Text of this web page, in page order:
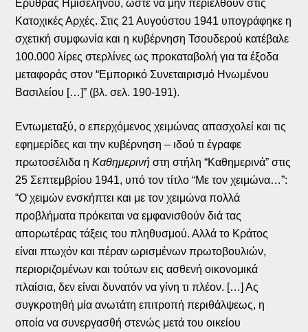
Ερυθράς Ημισελήνου, ώστε να μην περιέλθουν στις
Κατοχικές Αρχές. Στις 21 Αυγούστου 1941 υπογράφηκε η
σχετική συμφωνία και η κυβέρνηση Τσουδερού κατέβαλε
100.000 λίρες στερλίνες ως προκαταβολή για τα έξοδα
μεταφοράς στον “Εμπορικό Συνεταιρισμό Ηνωμένου
Βασιλείου […]” (βλ. σελ. 190-191).
Εντωμεταξύ, ο επερχόμενος χειμώνας απασχολεί και τις
εφημερίδες και την κυβέρνηση – ιδού τι έγραφε
πρωτοσέλιδα ηΚαθημερινή στη στήλη “Καθημερινά” στις
25 Σεπτεμβρίου 1941, υπό τον τίτλο “Με τον χειμώνα…”:
“Ο χειμών ενσκήπτει και με τον χειμώνα πολλά
προβλήματα πρόκειται να εμφανισθούν διά τας
απορωτέρας τάξεις του πληθυσμού. Αλλά το Κράτος
είναι πτωχόν και πέραν ωρισμένων πρωτοβουλιών,
περιοριζομένων και τούτων εις ασθενή οικονομικά
πλαίσια, δεν είναι δυνατόν να γίνη τι πλέον. […] Ας
συγκροτηθή μία ανωτάτη επιτροπή περιθάλψεως, η
οποία να συνεργασθή στενώς μετά του οικείου